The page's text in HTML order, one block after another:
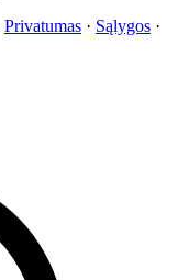
Privatumas · Sąlygos ·